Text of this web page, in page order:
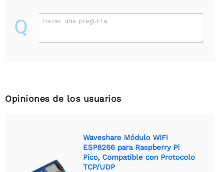
Q Hacer una pregunta
Opiniones de los usuarios
Waveshare Módulo WiFi
ESP8266 para Raspberry Pi
Pico, Compatible con Protocolo
TCP/UDP